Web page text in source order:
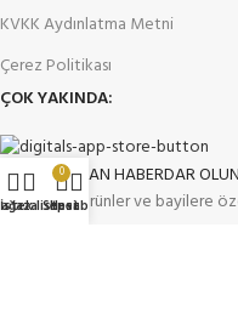
KVKK Aydınlatma Metni
Çerez Politikası
ÇOK YAKINDA:
FIRSATLARDAN HABERDAR
Yeni gelen ürünler ve bayilere
İstek listesi
0
Sepet
Hesabım